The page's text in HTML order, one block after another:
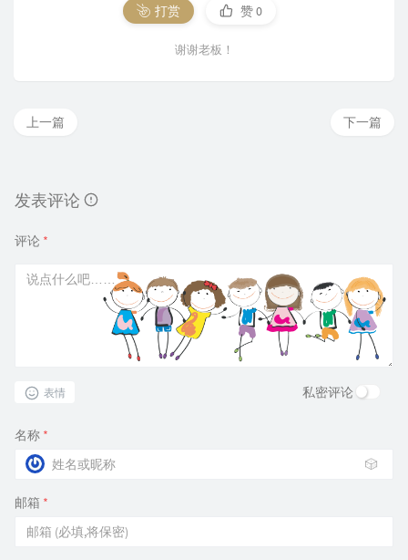
打赏 赞0
谢谢老板！
下一篇
上一篇
发表评论
评论 *
表情 私密评论
名称 *
🎲
邮箱 *